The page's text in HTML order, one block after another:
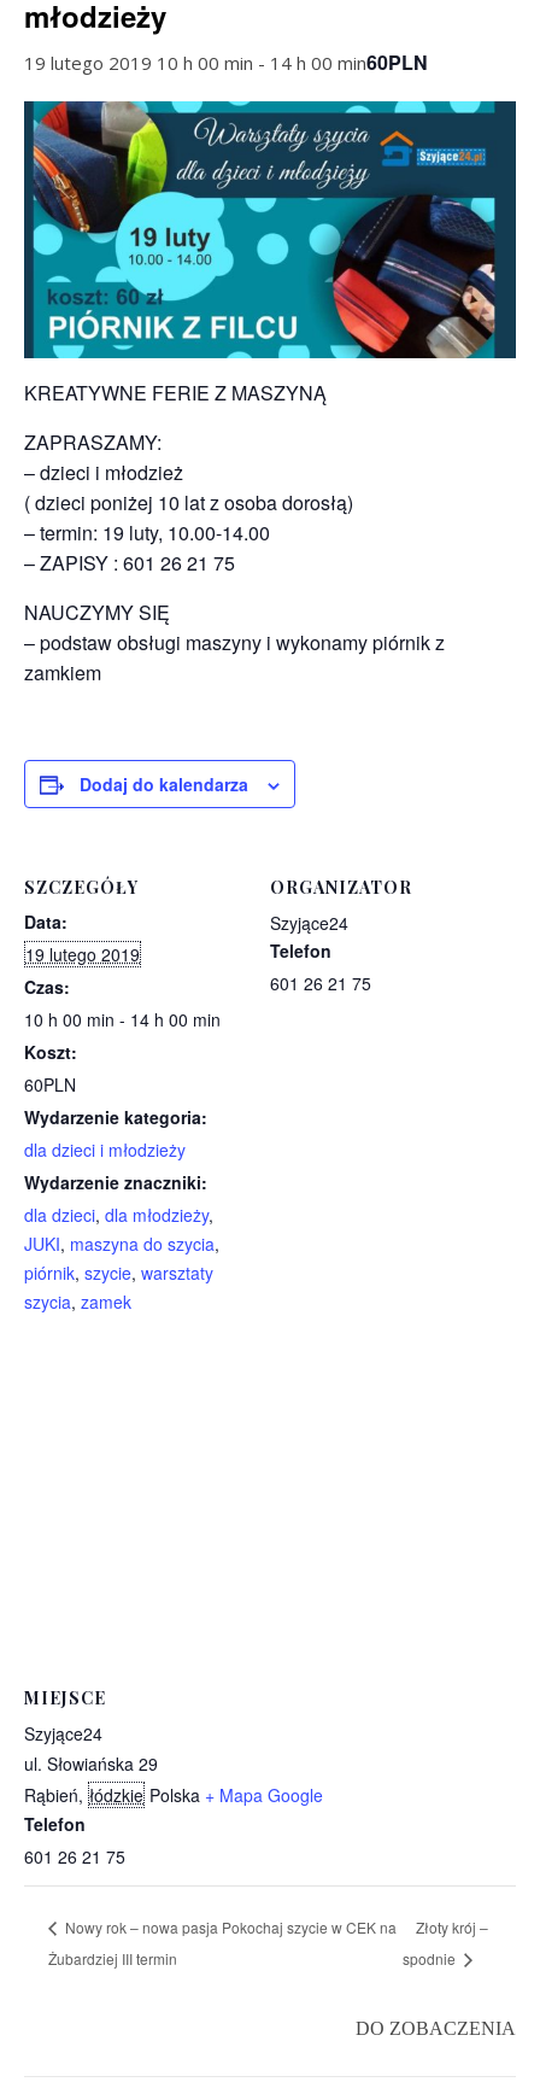
młodzieży
19 lutego 2019 10 h 00 min - 14 h 00 min60PLN
KREATYWNE FERIE Z MASZYNĄ
ZAPRASZAMY:
– dzieci i młodzież
( dzieci poniżej 10 lat z osoba dorosłą)
– termin: 19 luty, 10.00-14.00
– ZAPISY : 601 26 21 75
NAUCZYMY SIĘ
– podstaw obsługi maszyny i wykonamy piórnik z
zamkiem
Dodaj do kalendarza
SZCZEGÓŁY
Data:
19 lutego 2019
Czas:
10 h 00 min - 14 h 00 min
Koszt:
60PLN
Wydarzenie kategoria:
dla dzieci i młodzieży
Wydarzenie znaczniki:
dla dzieci, dla młodzieży,
JUKI, maszyna do szycia,
piórnik, szycie, warsztaty
szycia, zamek
ORGANIZATOR
Szyjące24
Telefon
601 26 21 75
MIEJSCE
Szyjące24
ul. Słowiańska 29
Rąbień, łódzkie Polska + Mapa Google
Telefon
601 26 21 75
Nowy rok – nowa pasja Pokochaj szycie w CEK na
Żubardziej III termin
Złoty krój –
spodnie
DO ZOBACZENIA